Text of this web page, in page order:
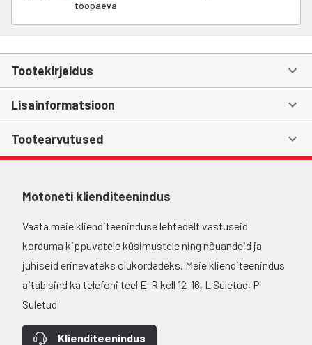
tööpäeva
Tootekirjeldus
Lisainformatsioon
Tootearvutused
Motoneti klienditeenindus
Vaata meie klienditeeninduse lehtedelt vastuseid
korduma kippuvatele küsimustele ning nõuandeid ja
juhiseid erinevateks olukordadeks. Meie klienditeenindus
aitab sind ka telefoni teel E-R kell 12-16, L Suletud, P
Suletud
Klienditeenindus